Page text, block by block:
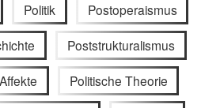
Politik Postoperaismus
Poststrukturalismus
Affekte Politische Theorie